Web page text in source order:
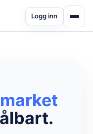
Logg inn